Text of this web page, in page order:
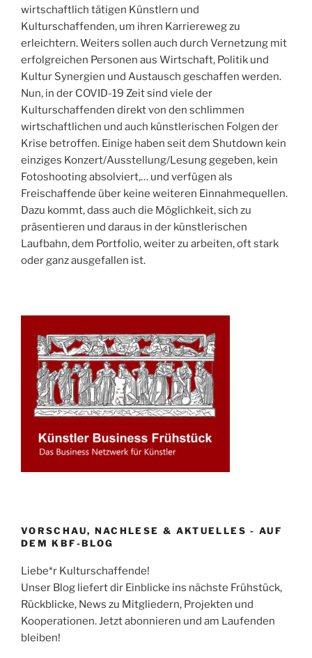
wirtschaftlich tätigen Künstlern und
Kulturschaffenden, um ihren Karriereweg zu
erleichtern. Weiters sollen auch durch Vernetzung mit
erfolgreichen Personen aus Wirtschaft, Politik und
Kultur Synergien und Austausch geschaffen werden.
Nun, in der COVID-19 Zeit sind viele der
Kulturschaffenden direkt von den schlimmen
wirtschaftlichen und auch künstlerischen Folgen der
Krise betroffen. Einige haben seit dem Shutdown kein
einziges Konzert/Ausstellung/Lesung gegeben, kein
Fotoshooting absolviert,… und verfügen als
Freischaffende über keine weiteren Einnahmequellen.
Dazu kommt, dass auch die Möglichkeit, sich zu
präsentieren und daraus in der künstlerischen
Laufbahn, dem Portfolio, weiter zu arbeiten, oft stark
oder ganz ausgefallen ist.
VORSCHAU, NACHLESE & AKTUELLES - AUF
DEM KBF-BLOG
Liebe*r Kulturschaffende!
Unser Blog liefert dir Einblicke ins nächste Frühstück,
Rückblicke, News zu Mitgliedern, Projekten und
Kooperationen. Jetzt abonnieren und am Laufenden
bleiben!